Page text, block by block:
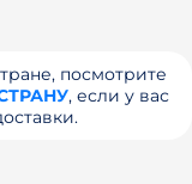
посмотрите
, если у вас